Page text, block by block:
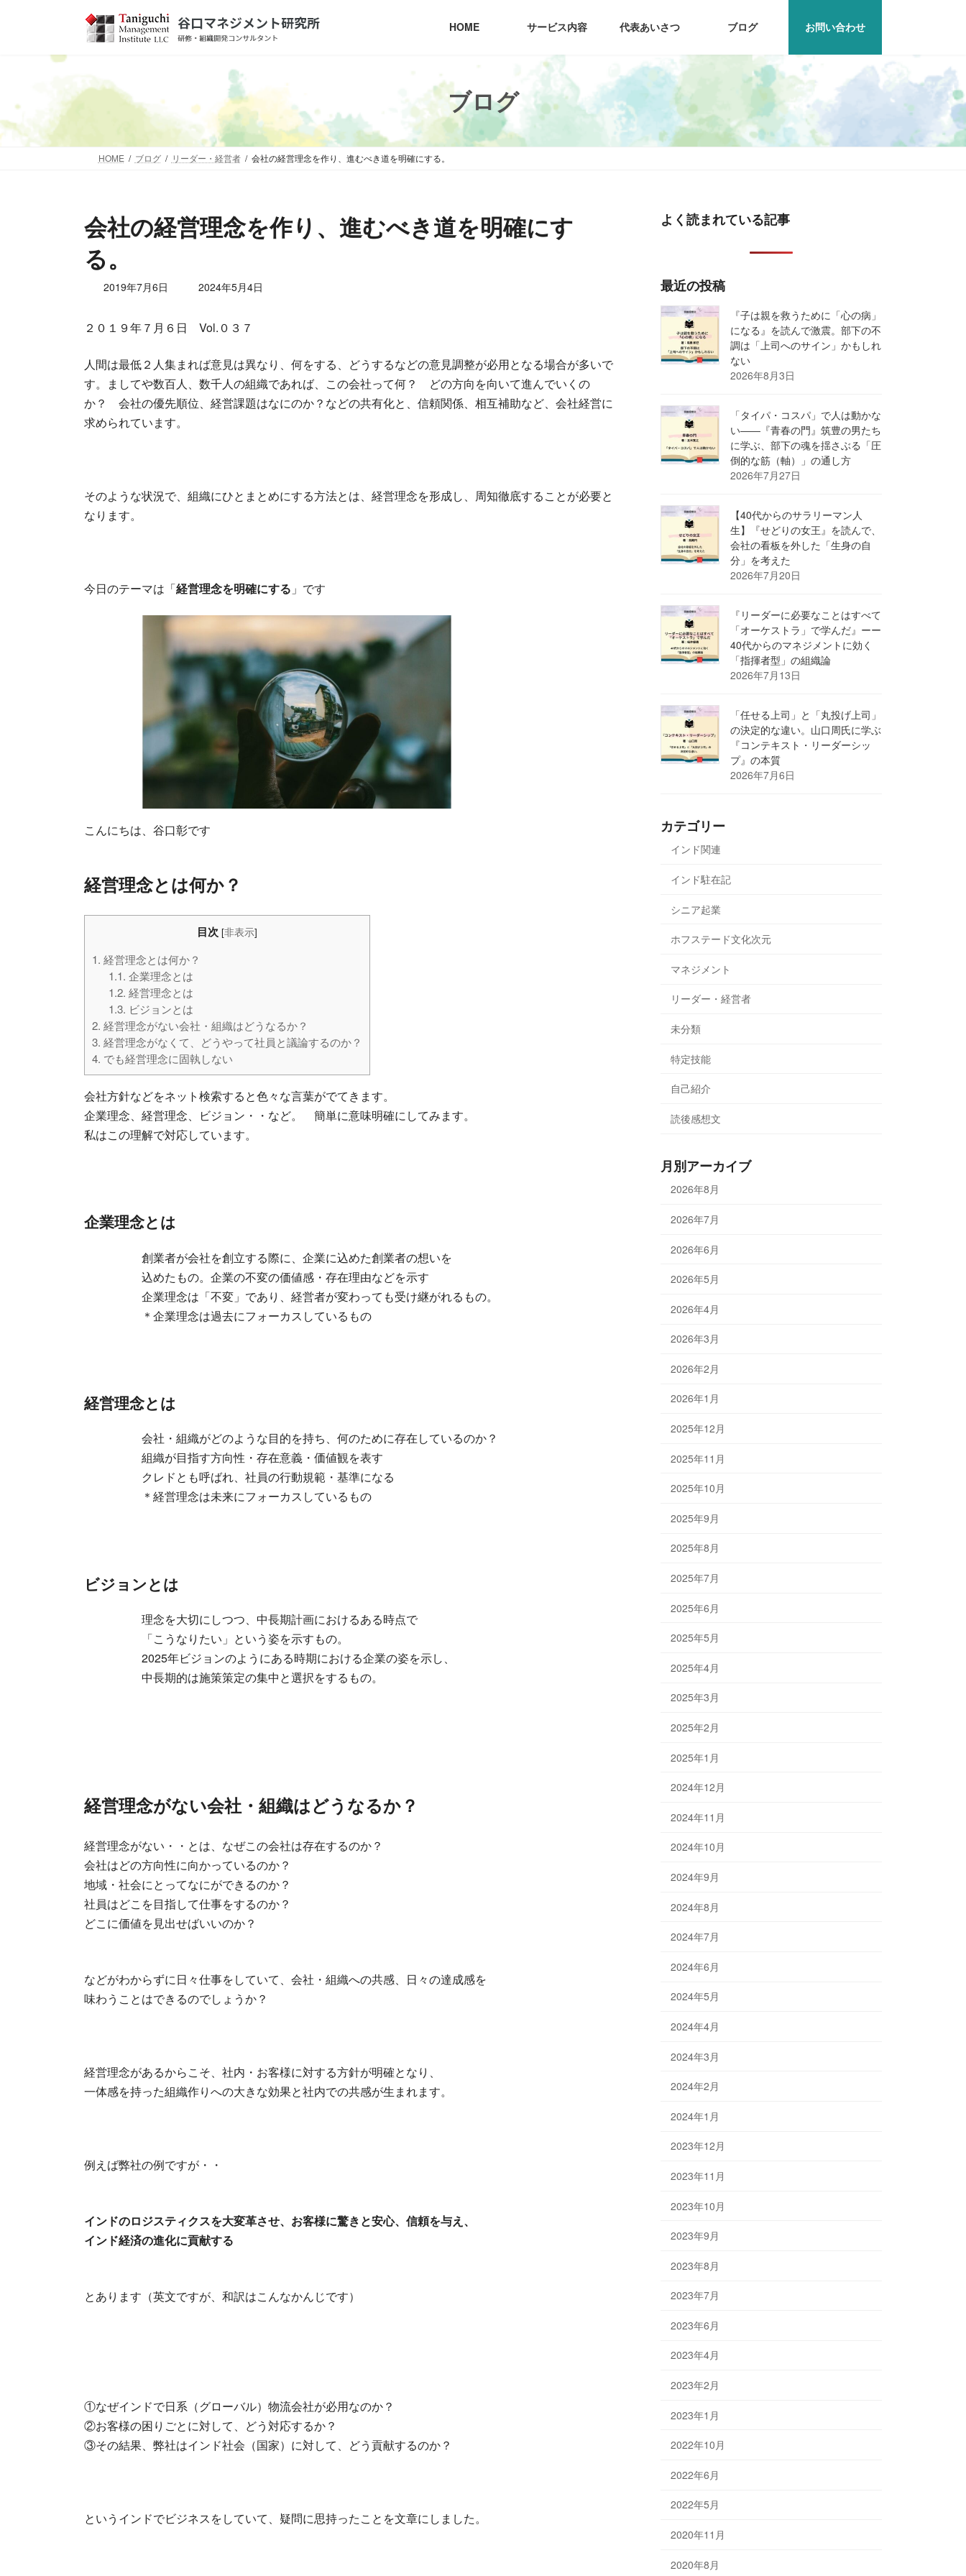
キ
に
HOME サービス内容 代表あいさつ ブログ お問い合わせ
ブログ
HOME ブログ リーダー・経営者 会社の経営理念を作り、進むべき道を明確にする。
会社の経営理念を作り、進むべき道を明確にす
る。
2019年7月6日
最
新
時
:
2024年5月4日
２０１９年７月６日 Vol.０３７
人間は最低２人集まれば意見は異なり、何をする、どうするなどの意見調整が必用となる場合が多いで
す。ましてや数百人、数千人の組織であれば、この会社って何？ どの方向を向いて進んでいくの
か？ 会社の優先順位、経営課題はなにのか？などの共有化と、信頼関係、相互補助など、会社経営に
求められています。
そのような状況で、組織にひとまとめにする方法とは、経営理念を形成し、周知徹底することが必要と
なります。
今日のテーマは「経営理念を明確にする 」です
こんにちは、谷口彰です
経営理念とは何か？
目次 [非表示]
1. 経営理念とは何か？
1.1. 企業理念とは
1.2. 経営理念とは
1.3. ビジョンとは
2. 経営理念がない会社・組織はどうなるか？
3. 経営理念がなくて、どうやって社員と議論するのか？
4. でも経営理念に固執しない
会社方針などをネット検索すると色々な言葉がでてきます。
企業理念、経営理念、ビジョン・・など。 簡単に意味明確にしてみます。
私はこの理解で対応しています。
企業理念とは
創業者が会社を創立する際に、企業に込めた創業者の想いを
込めたもの。企業の不変の価値感・存在理由などを示す
企業理念は「不変」であり、経営者が変わっても受け継がれるもの。
＊企業理念は過去にフォーカスしているもの
経営理念とは
会社・組織がどのような目的を持ち、何のために存在しているのか？
組織が目指す方向性・存在意義・価値観を表す
クレドとも呼ばれ、社員の行動規範・基準になる
＊経営理念は未来にフォーカスしているもの
ビジョンとは
理念を大切にしつつ、中長期計画におけるある時点で
「こうなりたい」という姿を示すもの。
2025年ビジョンのようにある時期における企業の姿を示し、
中長期的は施策策定の集中と選択をするもの。
経営理念がない会社・組織はどうなるか？
経営理念がない・・とは、なぜこの会社は存在するのか？
会社はどの方向性に向かっているのか？
地域・社会にとってなにができるのか？
社員はどこを目指して仕事をするのか？
どこに価値を見出せばいいのか？
などがわからずに日々仕事をしていて、会社・組織への共感、日々の達成感を
味わうことはできるのでしょうか？
経営理念があるからこそ、社内・お客様に対する方針が明確となり、
一体感を持った組織作りへの大きな効果と社内での共感が生まれます。
例えば弊社の例ですが・・
インドのロジスティクスを大変革させ、お客様に驚きと安心、信頼を与え、
インド経済の進化に貢献する
とあります（英文ですが、和訳はこんなかんじです）
①なぜインドで日系（グローバル）物流会社が必用なのか？
②お客様の困りごとに対して、どう対応するか？
③その結果、弊社はインド社会（国家）に対して、どう貢献するのか？
というインドでビジネスをしていて、疑問に思持ったことを文章にしました。
よく読まれている記事
最近の投稿
『子は親を救うために「心の病」
になる』を読んで激震。部下の不
調は「上司へのサイン」かもしれ
ない
2026年8月3日
「タイパ・コスパ」で人は動かな
い――『青春の門』筑豊の男たち
に学ぶ、部下の魂を揺さぶる「圧
倒的な筋（軸）」の通し方
2026年7月27日
【40代からのサラリーマン人
生】『せどりの女王』を読んで、
会社の看板を外した「生身の自
分」を考えた
2026年7月20日
『リーダーに必要なことはすべて
「オーケストラ」で学んだ』ーー
40代からのマネジメントに効く
「指揮者型」の組織論
2026年7月13日
「任せる上司」と「丸投げ上司」
の決定的な違い。山口周氏に学ぶ
『コンテキスト・リーダーシッ
プ』の本質
2026年7月6日
カテゴリー
インド関連
インド駐在記
シニア起業
ホフステード文化次元
マネジメント
リーダー・経営者
未分類
特定技能
自己紹介
読後感想文
月別アーカイブ
2026年8月
2026年7月
2026年6月
2026年5月
2026年4月
2026年3月
2026年2月
2026年1月
2025年12月
2025年11月
2025年10月
2025年9月
2025年8月
2025年7月
2025年6月
2025年5月
2025年4月
2025年3月
2025年2月
2025年1月
2024年12月
2024年11月
2024年10月
2024年9月
2024年8月
2024年7月
2024年6月
2024年5月
2024年4月
2024年3月
2024年2月
2024年1月
2023年12月
2023年11月
2023年10月
2023年9月
2023年8月
2023年7月
2023年6月
2023年4月
2023年2月
2023年1月
2022年10月
2022年6月
2022年5月
2020年11月
2020年8月